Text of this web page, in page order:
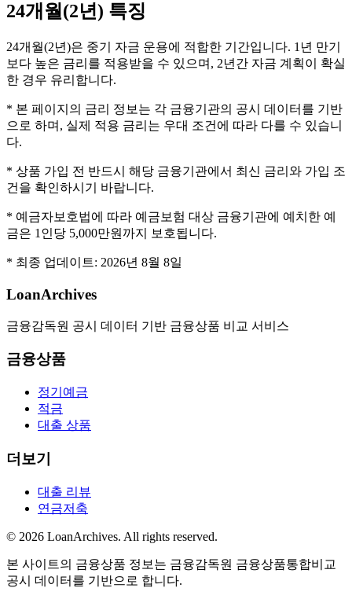
24개월(2년) 특징
24개월(2년)은 중기 자금 운용에 적합한 기간입니다. 1년 만기
보다 높은 금리를 적용받을 수 있으며, 2년간 자금 계획이 확실
한 경우 유리합니다.
* 본 페이지의 금리 정보는 각 금융기관의 공시 데이터를 기반
으로 하며, 실제 적용 금리는 우대 조건에 따라 다를 수 있습니
다.
* 상품 가입 전 반드시 해당 금융기관에서 최신 금리와 가입 조
건을 확인하시기 바랍니다.
* 예금자보호법에 따라 예금보험 대상 금융기관에 예치한 예
금은 1인당 5,000만원까지 보호됩니다.
* 최종 업데이트: 2026년 8월 8일
LoanArchives
금융감독원 공시 데이터 기반 금융상품 비교 서비스
금융상품
정기예금
적금
대출 상품
더보기
대출 리뷰
연금저축
© 2026 LoanArchives. All rights reserved.
본 사이트의 금융상품 정보는 금융감독원 금융상품통합비교
공시 데이터를 기반으로 합니다.